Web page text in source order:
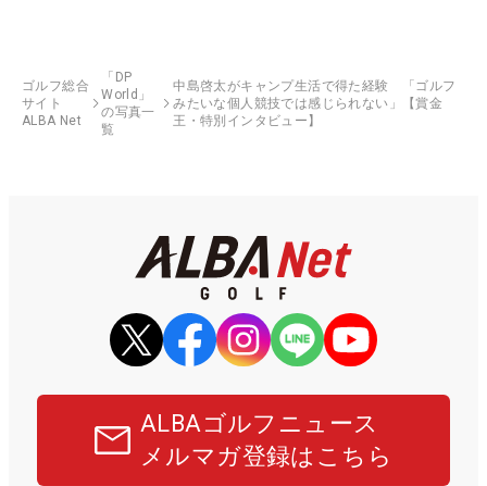
ゴルフ総合
サイト
ALBA Net
「DP
World」
の写真一
覧
中島啓太がキャンプ生活で得た経験 「ゴルフ
みたいな個人競技では感じられない」【賞金
王・特別インタビュー】
ALBAゴルフニュース
メルマガ登録はこちら